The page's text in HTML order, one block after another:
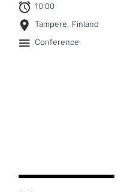
10:00
Tampere, Finland
Conference